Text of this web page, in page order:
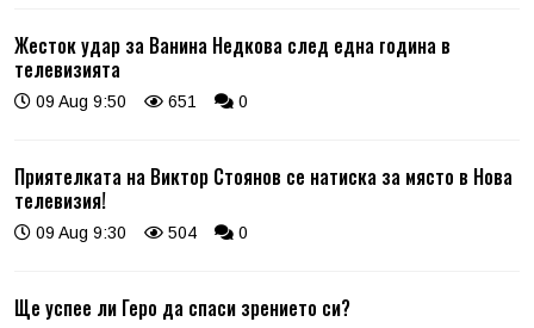
Жесток удар за Ванина Недкова след една година в
телевизията
09 Aug 9:50 651 0
Приятелката на Виктор Стоянов се натиска за място в Нова
телевизия!
09 Aug 9:30 504 0
Ще успее ли Геро да спаси зрението си?